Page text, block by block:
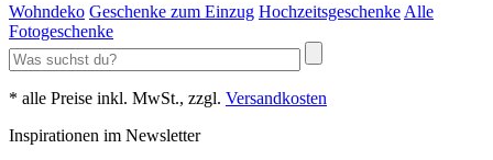
Wohndeko Geschenke zum Einzug Hochzeitsgeschenke Alle
Fotogeschenke
* alle Preise inkl. MwSt., zzgl. Versandkosten
Inspirationen im Newsletter